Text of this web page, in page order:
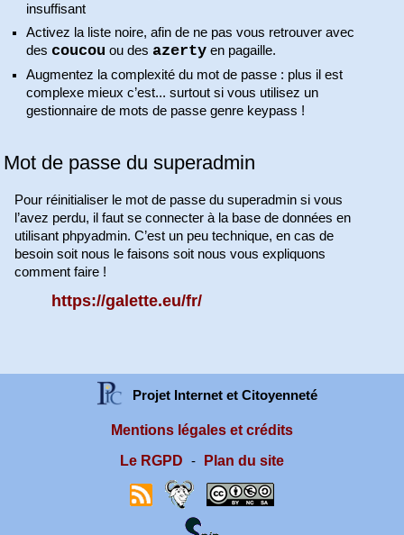
insuffisant
Activez la liste noire, afin de ne pas vous retrouver avec
des coucou ou des azerty en pagaille.
Augmentez la complexité du mot de passe : plus il est
complexe mieux c’est... surtout si vous utilisez un
gestionnaire de mots de passe genre keypass !
Mot de passe du superadmin
Pour réinitialiser le mot de passe du superadmin si vous
l’avez perdu, il faut se connecter à la base de données en
utilisant phpyadmin. C’est un peu technique, en cas de
besoin soit nous le faisons soit nous vous expliquons
comment faire !
https://galette.eu/fr/
Projet Internet et Citoyenneté
Mentions légales et crédits
Le RGPD
- Plan du site